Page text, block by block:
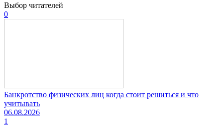
Выбор читателей
0
Банкротство физических лиц когда стоит решиться и что
учитывать
06.08.2026
1